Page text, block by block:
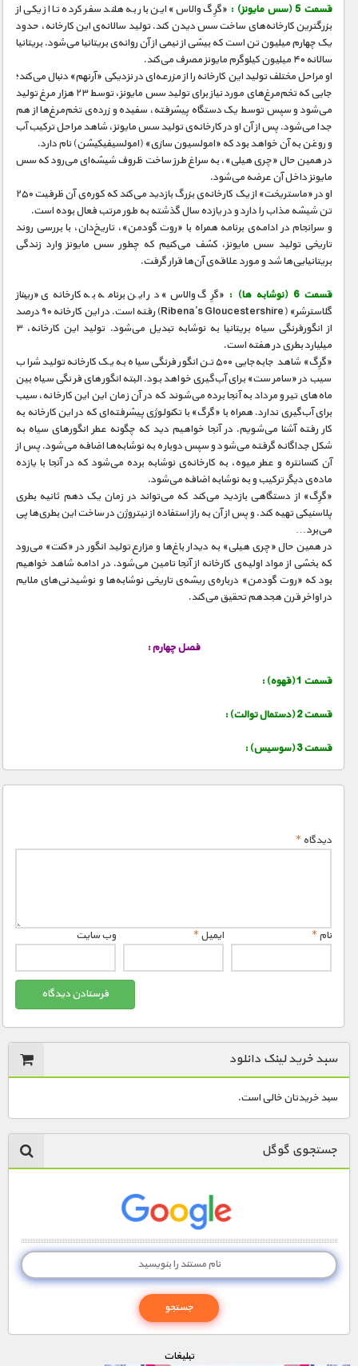
قسمت 5 (سس مایونز) :
«گرِگ والاس» این بار به هلند سفر کرده تا از یکی از
بزرگترین کارخانه‌های ساخت سس دیدن کند. تولید سالانه‌ی این کارخانه، حدود
یک چهارم میلیون تن است که بیشی از نیمی از آن روانه‌ی بریتانیا می‌شود. بریتانیا
سالانه ۴۰ میلیون کیلوگرم مایونز مصرف می‌کند.
او مراحل مختلف تولید این کارخانه را از مزرعه‌ای در نزدیکی «آرنهم» دنبال می‌کند؛
جایی که تخم‌مرغ‌های مورد نیاز برای تولید سس مایونز، توسط ۲۳ هزار مرغ تولید
می‌شود و سپس توسط یک دستگاه پیشرفته، سفیده و زرده‌ی تخم‌مرغ‌ها از هم
جدا می‌شود. پس از آن او در کارخانه‌ی تولید سس مایونز، شاهد مراحل ترکیب آب
و روغن به آن خواهد بود که «امولسیون سازی» (امولسیفیکیشن) نام دارد.
در همین حال «چری هیلی»، به سراغ طرز ساخت ظروف شیشه‌ای می‌رود که سس
مایونز داخل آن عرضه می‌شود.
او در «ماستریخت» از یک کارخانه‌ی بزرگ بازدید می‌کند که کوره‌ی آن ظرفیت ۲۵۰
تن شیشه مذاب را دارد و در یازده سال گذشته به طور مرتب فعال بوده است.
و سرانجام در ادامه‌ی برنامه همراه با «روت گودمن»، تاریخ‌دان، با بررسی روند
تاریخی تولید سس مایونز، کشف می‌کنیم که چطور سس مایونز وارد زندگی
بریتانیایی‌ها شد و مورد علاقه‌ی آن‌ها قرار گرفت.
قسمت 6 (نوشابه ها) :
«گرِگ والاس» در این برنامه به کارخانه‌ی «ریبناز
گلاسترشر» (Ribena’s Gloucestershire) رفته است. در این کارخانه ۹۰ درصد
از انگورفرنگی سیاه بریتانیا به نوشابه تبدیل می‌شود. تولید این کارخانه، ۳
میلیارد بطری در هفته است.
«گرِگ» شاهد جا‌به‌جایی ۵۰۰ تن انگور فرنگی سیاه به یک کارخانه تولید شراب
سیب در «سامرست» برای آب‌گیری خواهد بود. البته انگورهای فرنگی سیاه بین
ماه‌های تیر و مرداد به آنجا برده می‌شوند که در آن زمان این این کارخانه، سیب
برای آب‌گیری ندارد. همراه با «گرگ» با تکنولوژی پیشرفته‌ای که در این کارخانه به
کار رفته آشنا می‌شویم. در آنجا خواهیم دید که چگونه عطر انگورهای سیاه به
شکل جداگانه گرفته می‌شود و سپس دوباره به نوشابه‌ها اضافه می‌شود. پس از
آن کنسانتره و عطر میوه، به کارخانه‌ی نوشابه برده می‌شود که در آنجا با یازده
ماده‌ی دیگر ترکیب و به نوشابه اضافه می‌شود.
«گرِگ» از دستگاهی بازدید می‌کند که می‌تواند در زمان یک دهم ثانیه بطری
پلاسنیکی تهیه کند. و پس از آن به راز استفاده از نیتروژن در ساخت این بطری‌ها پی
می‌برد…
در همین حال «چری هیلی» به دیدار باغ‌ها و مزارع تولید انگور در «کنت» می‌رود
که بخشی از مواد اولیه‌ی کارخانه از آنجا تامین می‌شود. در ادامه شاهد خواهیم
بود که «روت گودمن» درباره‌ی ریشه‌ی تاریخی نوشابه‌ها و نوشیدنی‌های ملایم
در اواخر قرن هجدهم تحقیق می‌کند.
فصل چهارم :
قسمت 1 (قهوه) :
قسمت 2 (دستمال توالت) :
قسمت 3 (سوسیس) :
دیدگاه*
نام* ایمیل* وب‌ سایت
سبد خرید لینک دانلود
سبد خریدتان خالی است.
جستجوی گوگل
تبليغات